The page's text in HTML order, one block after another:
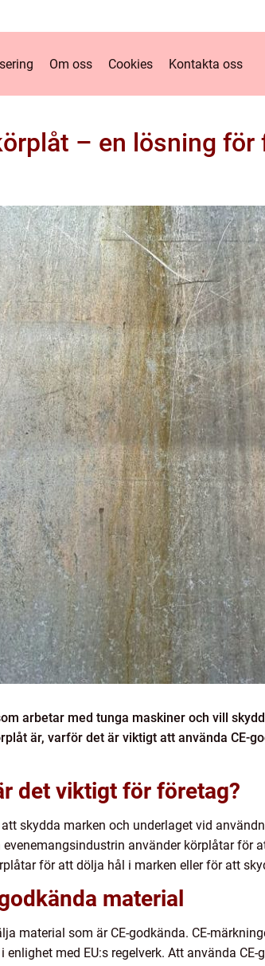
Om oss Cookies Kontakta oss
– en lösning för
arbetar med tunga maskiner och vill
är, varför det är viktigt att använda CE-
det viktigt för företag?
skydda marken och underlaget vid
använder körplåtar för
för att dölja hål i marken eller för att
material
material som är CE-godkända. CE-
med EU:s regelverk. Att använda